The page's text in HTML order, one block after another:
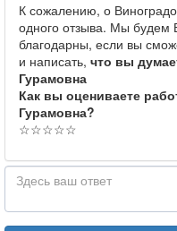
К сожалению, о
одного отзыва. Мы будем
благодарны, если вы
и написать, что вы
Гурамовна
Как вы оцениваете
Гурамовна?
☆☆☆☆☆